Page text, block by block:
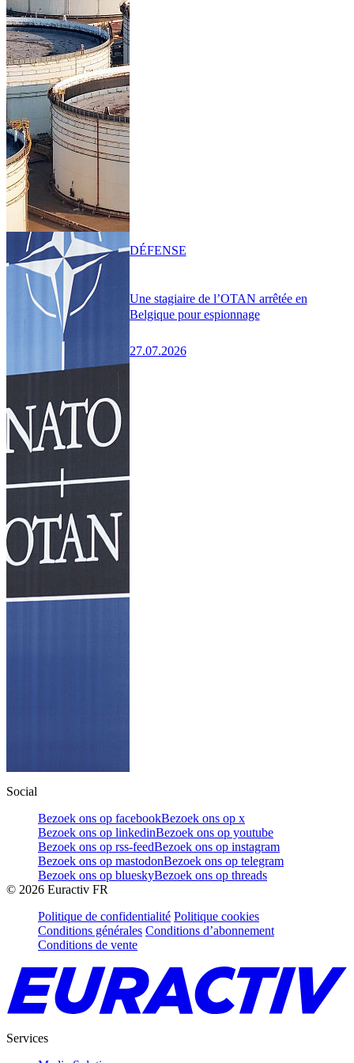
Une stagiaire de l’OTAN arrêtée en
Belgique pour espionnage
27.07.2026
DÉFENSE
Social
Bezoek ons op facebookBezoek ons op x
Bezoek ons op linkedinBezoek ons op youtube
Bezoek ons op rss-feedBezoek ons op instagram
Bezoek ons op mastodonBezoek ons op telegram
Bezoek ons op blueskyBezoek ons op threads
© 2026 Euractiv FR
Politique de confidentialité Politique cookies
Conditions générales Conditions d’abonnement
Conditions de vente
Services